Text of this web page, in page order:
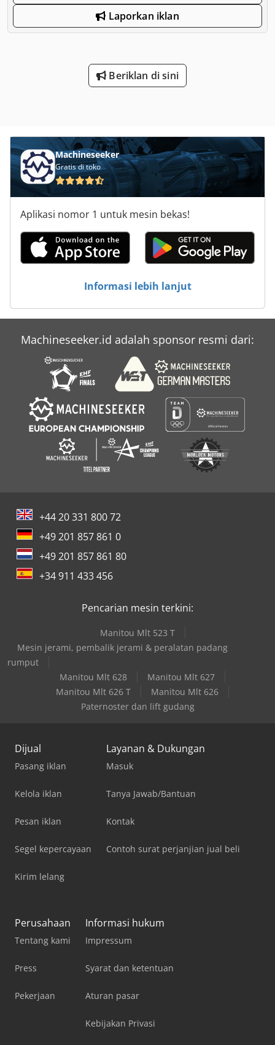
Laporkan iklan
Beriklan di sini
Machineseeker
Gratis di toko
Aplikasi nomor 1 untuk mesin bekas!
Informasi lebih lanjut
Machineseeker.id adalah sponsor resmi dari:
+44 20 331 800 72
+49 201 857 861 0
+49 201 857 861 80
+34 911 433 456
Pencarian mesin terkini:
Manitou Mlt 523 T
Mesin jerami, pembalik jerami & peralatan padang
rumput
Manitou Mlt 628
Manitou Mlt 627
Manitou Mlt 626 T
Manitou Mlt 626
Paternoster dan lift gudang
Dijual
Pasang iklan
Kelola iklan
Pesan iklan
Segel kepercayaan
Kirim lelang
Layanan & Dukungan
Masuk
Tanya Jawab/Bantuan
Kontak
Contoh surat perjanjian jual beli
Perusahaan
Tentang kami
Press
Pekerjaan
Informasi hukum
Impressum
Syarat dan ketentuan
Aturan pasar
Kebijakan Privasi